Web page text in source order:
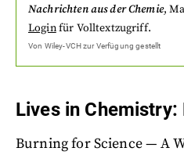
Nachrichten aus der Chemie,
Loginfür Volltextzugriff.
Von Wiley-VCHzur Verfügung gestellt
Lives in Chemistry:
Burning for Science — A